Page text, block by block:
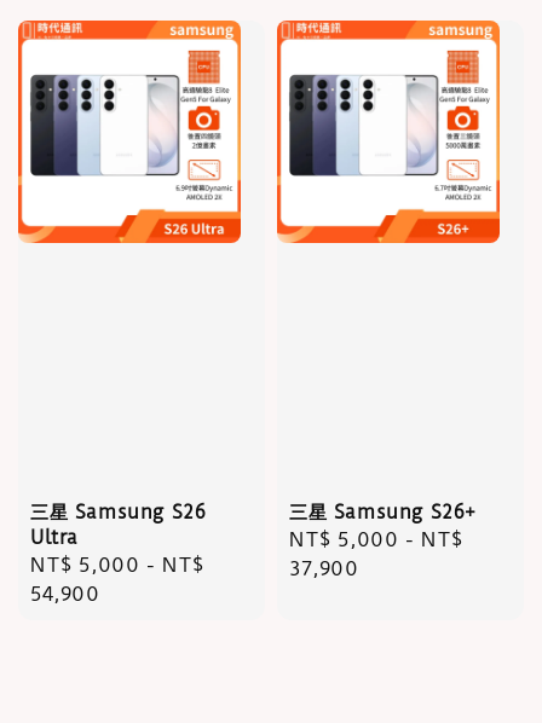
三星 Samsung S26
Ultra
Regular
price
NT$ 5,000 - NT$
54,900
三星 Samsung S26+
Regular
price
NT$ 5,000 - NT$
37,900